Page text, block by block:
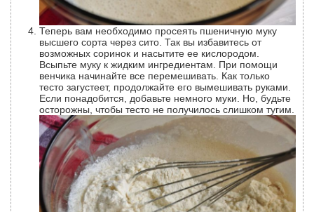
Теперь вам необходимо просеять пшеничную муку
высшего сорта через сито. Так вы избавитесь от
возможных соринок и насытите ее кислородом.
Всыпьте муку к жидким ингредиентам. При помощи
венчика начинайте все перемешивать. Как только
тесто загустеет, продолжайте его вымешивать руками.
Если понадобится, добавьте немного муки. Но, будьте
осторожны, чтобы тесто не получилось слишком тугим.